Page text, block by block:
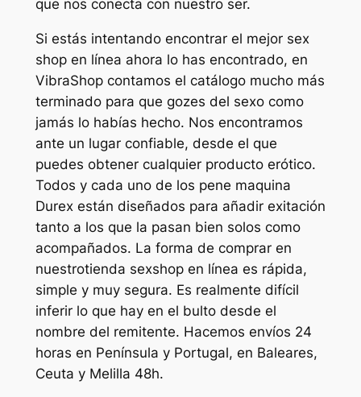
que nos conecta con nuestro ser.
Si estás intentando encontrar el mejor sex
shop en línea ahora lo has encontrado, en
VibraShop contamos el catálogo mucho más
terminado para que gozes del sexo como
jamás lo habías hecho. Nos encontramos
ante un lugar confiable, desde el que
puedes obtener cualquier producto erótico.
Todos y cada uno de los pene maquina
Durex están diseñados para añadir exitación
tanto a los que la pasan bien solos como
acompañados. La forma de comprar en
nuestrotienda sexshop en línea es rápida,
simple y muy segura. Es realmente difícil
inferir lo que hay en el bulto desde el
nombre del remitente. Hacemos envíos 24
horas en Península y Portugal, en Baleares,
Ceuta y Melilla 48h.